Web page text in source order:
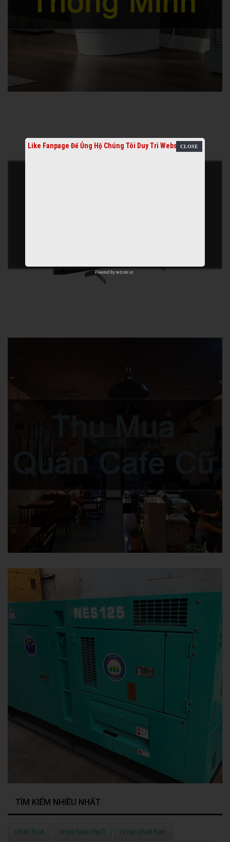
TÌM KIẾM NHIỀU NHẤT
nhac hoa nhac hoa mp3 nhac nhat ban
Like Fanpage Để Ủng Hộ Chúng Tôi Duy Trì Website
Powered by netcore.vn